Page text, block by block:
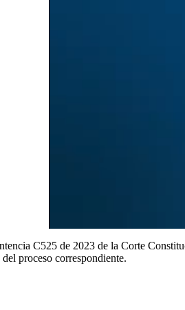
C525 de 2023 de la Corte
proceso correspondiente.